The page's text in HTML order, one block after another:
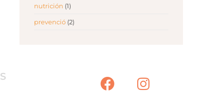
nutrición (1)
prevenció (2)